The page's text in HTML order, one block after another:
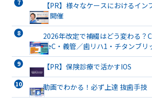
【PR】様々なケースにおけるイ
ス開催
2026年改定で補綴はどう変わる？
TeC・義管／歯リハ1・チタンブリ
ト有床義歯まで詳解
【PR】保険診療で活かすIOS
動画でわかる！必ず上達 抜歯手技